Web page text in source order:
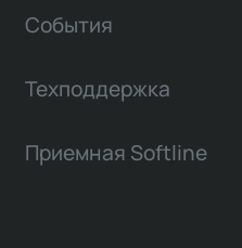
События
Техподдержка
Приемная Softline